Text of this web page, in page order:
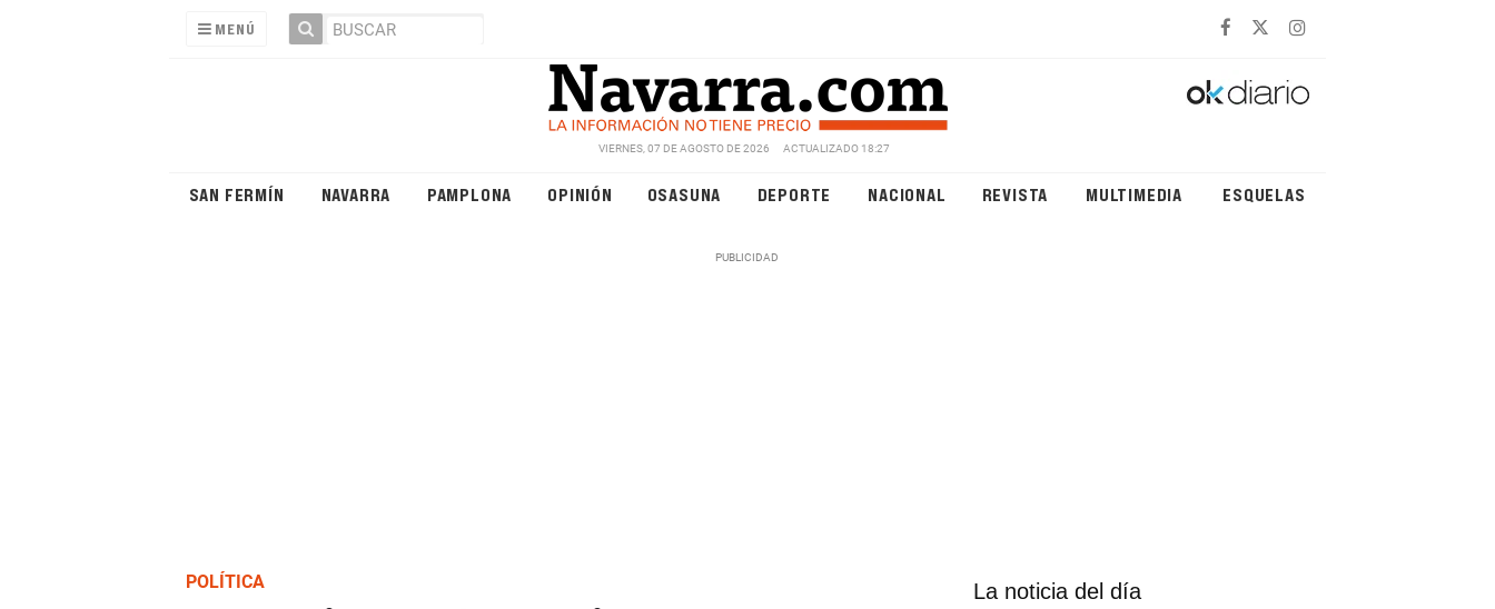
MENÚ
VIERNES, 07 DE AGOSTO DE 2026 ACTUALIZADO 18:27
SAN FERMÍN NAVARRA PAMPLONA OPINIÓN OSASUNA DEPORTE NACIONAL REVISTA MULTIMEDIA ESQUELAS
POLÍTICA La noticia del día